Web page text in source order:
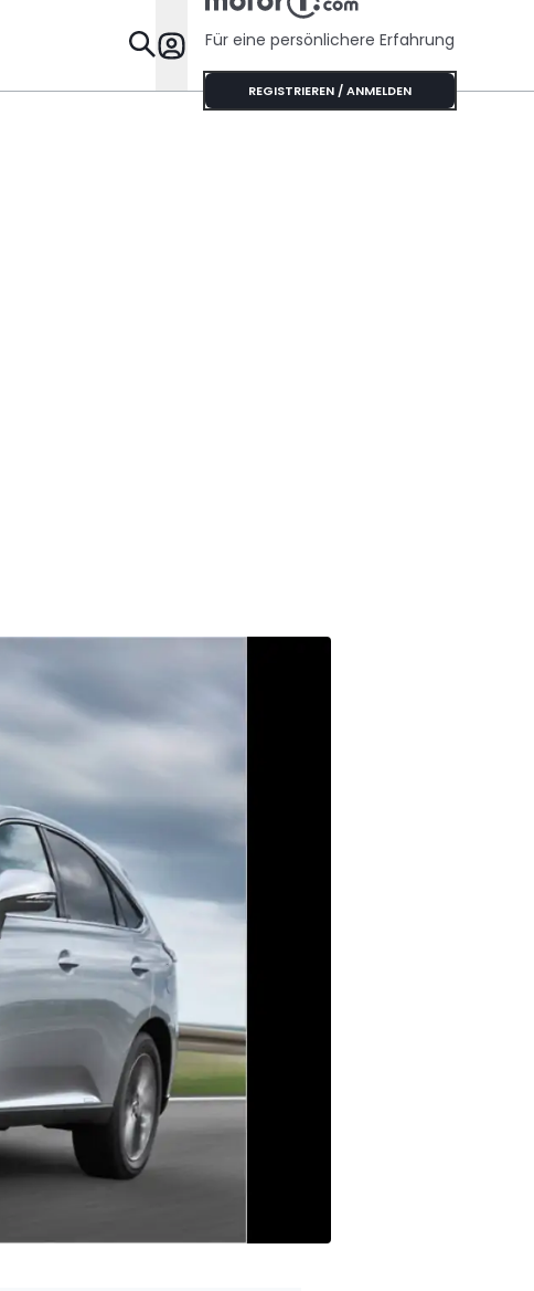
Specials
Für eine persönlichere Erfahrung
REGISTRIEREN / ANMELDEN